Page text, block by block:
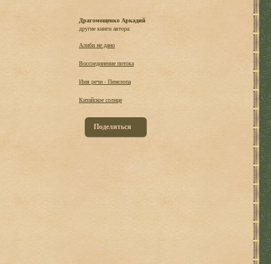
Драгомощенко Аркадий
другие книги автора:
Алиби не дано
Воссоединение потока
Имя речи - Пенелопа
Китайское солнце
Поделиться